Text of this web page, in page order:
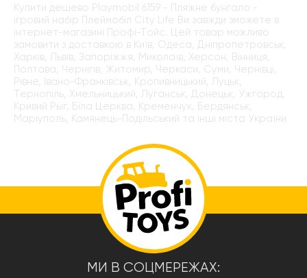
Купити дешево Playmobil 6159 - Пляжне бунгало -
ігровий набір Плеймобіл City Life Ви завжди зможете в
інтернет-магазині Профі-Тойс. Цей товар можливо
замовити з доставкою в Київ, Одеса, Дніпропетровськ,
Харків, Львів, Запоріжжя, Миколаїв, Херсон, Вінниця,
Полтава, Чернігів, Житомир, Черкаси, Суми, Чернівці,
Рівне, Івано-Франківськ, Кропивницький, Луцьк,
Тернопіль, Хмельницький, Луганськ, Донецьк, Ужгород,
Кривий Рыг, Біла Церква, Кременчук, Бердянськ,
Маріуполь, Камянець-Подільський та інші міста України
МИ В СОЦМЕРЕЖАХ: